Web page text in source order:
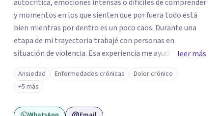
autocrítica, emociones intensas o difíciles de comprender
y momentos en los que sienten que por fuera todo está
bien mientras por dentro es un poco caos. Durante una
etapa de mi trayectoria trabajé con personas en
situación de violencia. Esa experiencia me ayudó a
comprender de cerca cómo el miedo, la culpa, la pérdida
de autonomía, la hipervigilancia y otras respuestas
vinculadas a este tipo de experiencias pueden afectar la
relación de una persona consigo misma, con su cuerpo y
leer más
Ansiedad Enfermedades crónicas
Dolor crónico
+5 más